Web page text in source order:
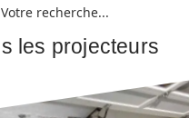
les projecteurs